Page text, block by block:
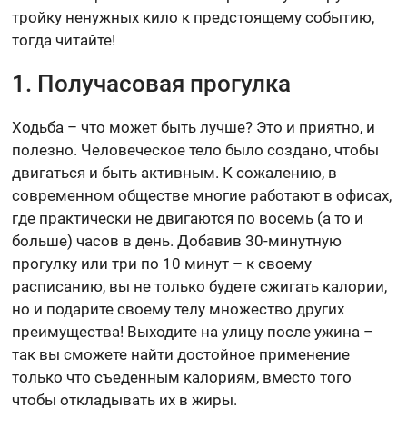
тройку ненужных кило к предстоящему событию,
тогда читайте!
1. Получасовая прогулка
Ходьба – что может быть лучше? Это и приятно, и
полезно. Человеческое тело было создано, чтобы
двигаться и быть активным. К сожалению, в
современном обществе многие работают в офисах,
где практически не двигаются по восемь (а то и
больше) часов в день. Добавив 30-минутную
прогулку или три по 10 минут – к своему
расписанию, вы не только будете сжигать калории,
но и подарите своему телу множество других
преимущества! Выходите на улицу после ужина –
так вы сможете найти достойное применение
только что съеденным калориям, вместо того
чтобы откладывать их в жиры.